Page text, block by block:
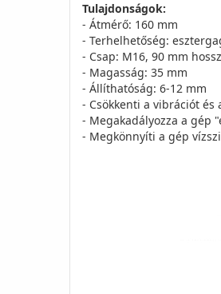
Tulajdonságok:
- Átmérő: 160 mm
- Terhelhetőség:
- Csap: M16, 90 mm
- Magasság: 35 mm
- Állíthatóság: 6-12 mm
- Csökkenti a vibrációt és
- Megakadályozza a gép
- Megkönnyíti a gép